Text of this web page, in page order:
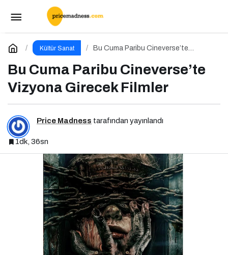
Kültür Sanat
Bu Cuma Paribu Cineverse’te
Bu Cuma Paribu Cineverse’te
Vizyona Girecek Filmler
Price Madness tarafından yayınlandı
1dk, 36sn
Paribu Cineverse’te Yeni Filmler
Sinemaseverlerle Buluşuyor
Yorum Yap